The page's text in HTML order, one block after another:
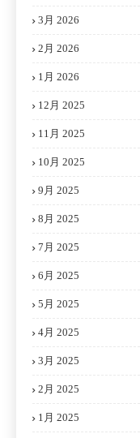
3月 2026
2月 2026
1月 2026
12月 2025
11月 2025
10月 2025
9月 2025
8月 2025
7月 2025
6月 2025
5月 2025
4月 2025
3月 2025
2月 2025
1月 2025